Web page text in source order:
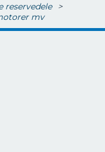
reservedele >
mv